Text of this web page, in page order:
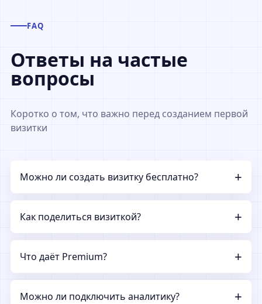
FAQ
Ответы на частые
вопросы
Коротко о том, что важно перед созданием первой
визитки
Можно ли создать визитку бесплатно?
Как поделиться визиткой?
Что даёт Premium?
Можно ли подключить аналитику?